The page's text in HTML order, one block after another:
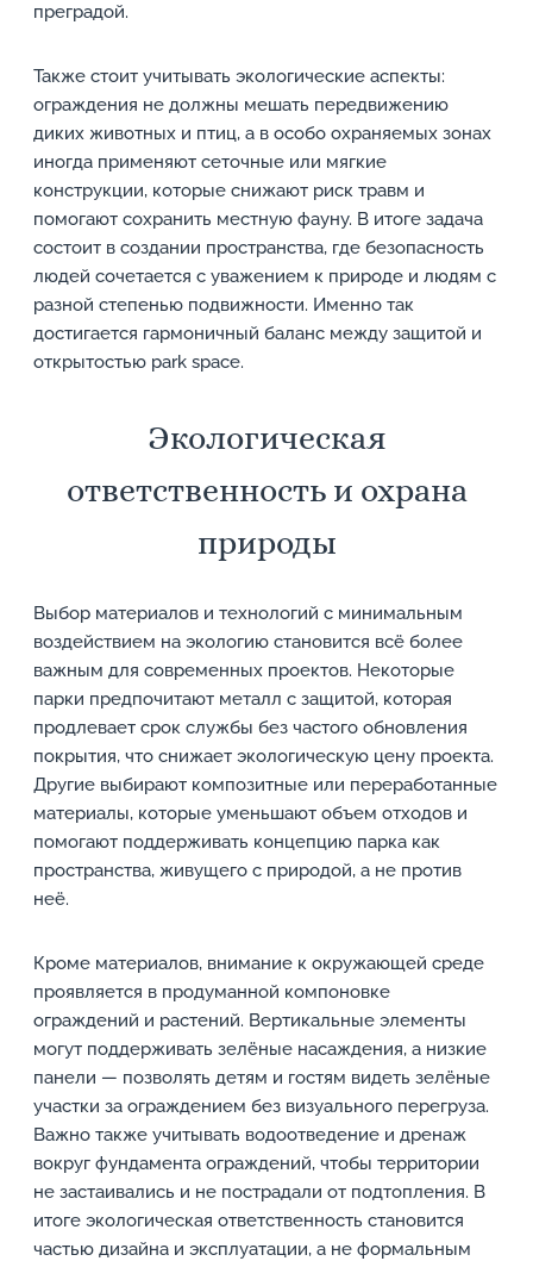
преградой.
Также стоит учитывать экологические аспекты:
ограждения не должны мешать передвижению
диких животных и птиц, а в особо охраняемых зонах
иногда применяют сеточные или мягкие
конструкции, которые снижают риск травм и
помогают сохранить местную фауну. В итоге задача
состоит в создании пространства, где безопасность
людей сочетается с уважением к природе и людям с
разной степенью подвижности. Именно так
достигается гармоничный баланс между защитой и
открытостью park space.
Экологическая
ответственность и охрана
природы
Выбор материалов и технологий с минимальным
воздействием на экологию становится всё более
важным для современных проектов. Некоторые
парки предпочитают металл с защитой, которая
продлевает срок службы без частого обновления
покрытия, что снижает экологическую цену проекта.
Другие выбирают композитные или переработанные
материалы, которые уменьшают объем отходов и
помогают поддерживать концепцию парка как
пространства, живущего с природой, а не против
неё.
Кроме материалов, внимание к окружающей среде
проявляется в продуманной компоновке
ограждений и растений. Вертикальные элементы
могут поддерживать зелёные насаждения, а низкие
панели — позволять детям и гостям видеть зелёные
участки за ограждением без визуального перегруза.
Важно также учитывать водоотведение и дренаж
вокруг фундамента ограждений, чтобы территории
не застаивались и не пострадали от подтопления. В
итоге экологическая ответственность становится
частью дизайна и эксплуатации, а не формальным